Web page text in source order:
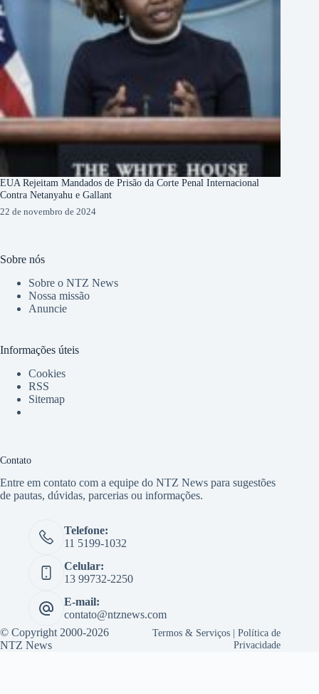
EUA Rejeitam Mandados de Prisão da Corte Penal Internacional
Contra Netanyahu e Gallant
22 de novembro de 2024
Sobre nós
Sobre o NTZ News
Nossa missão
Anuncie
Informações úteis
Cookies
RSS
Sitemap
Contato
Entre em contato com a equipe do NTZ News para sugestões
de pautas, dúvidas, parcerias ou informações.
Telefone:
11 5199-1032
Celular:
13 99732-2250
E-mail:
contato@ntznews.com
© Copyright 2000-2026
NTZ News
Termos & Serviços |Política de
Privacidade